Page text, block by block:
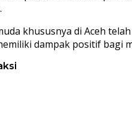
khususnya di Aceh
dampak positif bagi